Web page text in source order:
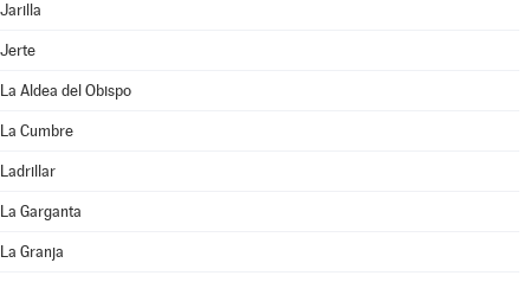
Jarilla
Jerte
La Aldea del Obispo
La Cumbre
Ladrillar
La Garganta
La Granja